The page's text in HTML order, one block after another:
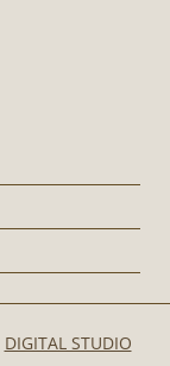
DIGITAL STUDIO